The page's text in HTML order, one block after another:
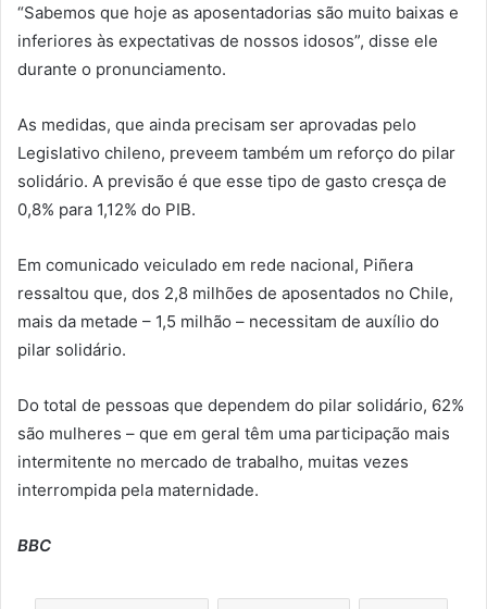
“Sabemos que hoje as aposentadorias são muito baixas e
inferiores às expectativas de nossos idosos”, disse ele
durante o pronunciamento.
As medidas, que ainda precisam ser aprovadas pelo
Legislativo chileno, preveem também um reforço do pilar
solidário. A previsão é que esse tipo de gasto cresça de
0,8% para 1,12% do PIB.
Em comunicado veiculado em rede nacional, Piñera
ressaltou que, dos 2,8 milhões de aposentados no Chile,
mais da metade – 1,5 milhão – necessitam de auxílio do
pilar solidário.
Do total de pessoas que dependem do pilar solidário, 62%
são mulheres – que em geral têm uma participação mais
intermitente no mercado de trabalho, muitas vezes
interrompida pela maternidade.
BBC